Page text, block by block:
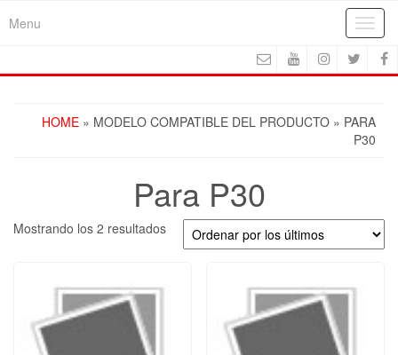
Menu
HOME » MODELO COMPATIBLE DEL PRODUCTO » PARA
P30
Para P30
Mostrando los 2 resultadosOrdenado
por